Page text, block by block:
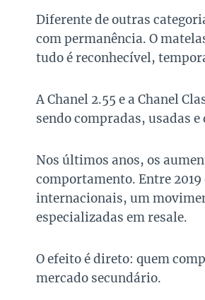
Diferente de outras
com permanência. O
tudo é reconhecível,
A Chanel 2.55 e a Chanel
sendo compradas, usadas e
Nos últimos anos, os
comportamento. Entre 2019
internacionais, um
especializadas em resale.
O efeito é direto: quem
mercado secundário.